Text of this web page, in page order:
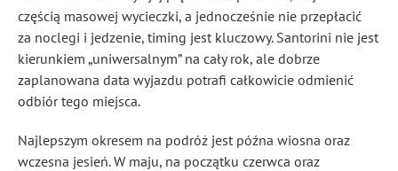
częścią masowej wycieczki, a jednocześnie nie przepłacić
za noclegi i jedzenie, timing jest kluczowy. Santorini nie jest
kierunkiem „uniwersalnym” na cały rok, ale dobrze
zaplanowana data wyjazdu potrafi całkowicie odmienić
odbiór tego miejsca.
Najlepszym okresem na podróż jest późna wiosna oraz
wczesna jesień. W maju, na początku czerwca oraz